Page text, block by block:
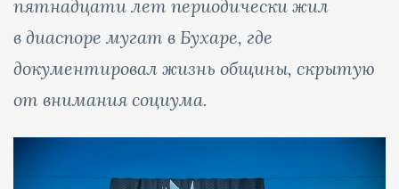
пятнадцати лет периодически жил
в диаспоре мугат в Бухаре, где
документировал жизнь общины, скрытую
от внимания социума.